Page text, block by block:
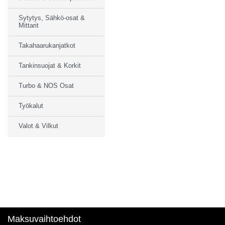
Sytytys, Sähkö-osat &
Mittarit
Takahaarukanjatkot
Tankinsuojat & Korkit
Turbo & NOS Osat
Työkalut
Valot & Vilkut
Maksuvaihtoehdot